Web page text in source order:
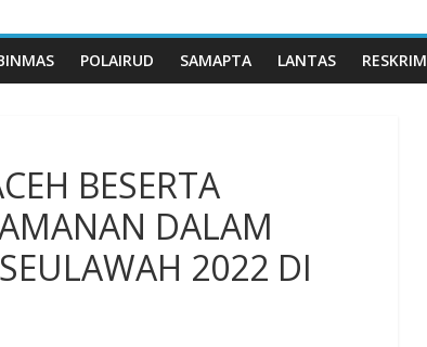
POLAIRUD SAMAPTA LANTAS RESKRIM
BESERTA
DALAM
2022 DI